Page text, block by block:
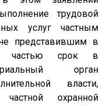
трудовой
услуг частным
представившим в
частью срок в
орган
власти,
охранной